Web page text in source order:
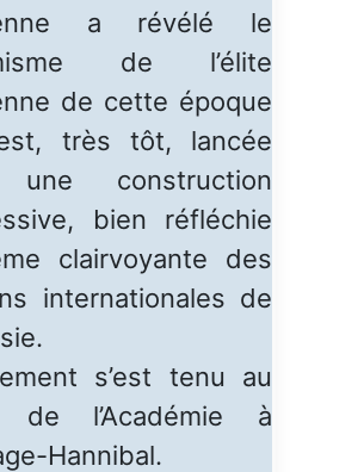
a révélé le
de l’élite
de cette époque
très tôt, lancée
une construction
bien réfléchie
clairvoyante des
internationales de
s’est tenu au
de l’Académie à
Hannibal.